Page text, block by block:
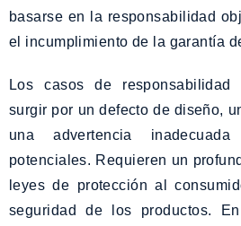
basarse en la responsabilidad
el incumplimiento de la garantía
Los casos de responsabilidad
surgir por un defecto de diseño,
una advertencia
potenciales. Requieren un
leyes de protección al
seguridad de los productos.